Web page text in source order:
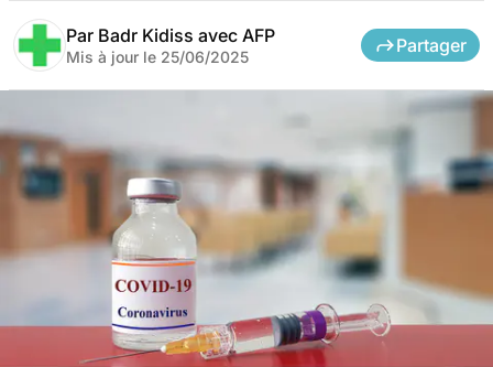
Par Badr Kidiss avec AFP
Mis à jour le 25/06/2025
Partager